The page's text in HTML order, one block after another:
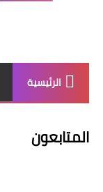
الرئيسية
المتابعون